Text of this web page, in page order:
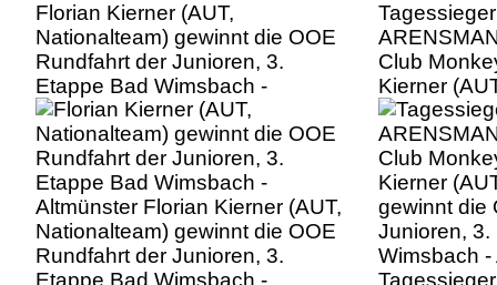
Florian Kierner (AUT,
Nationalteam) gewinnt die OOE
Rundfahrt der Junioren, 3.
Etappe Bad Wimsbach -
Altmünster Florian Kierner (AUT,
Nationalteam) gewinnt die OOE
Rundfahrt der Junioren, 3.
Etappe Bad Wimsbach -
AltmÃ¼nster
Club
Kierner
gewinnt die
Junioren, 3.
Wimsbach -
Club
Kierner (A